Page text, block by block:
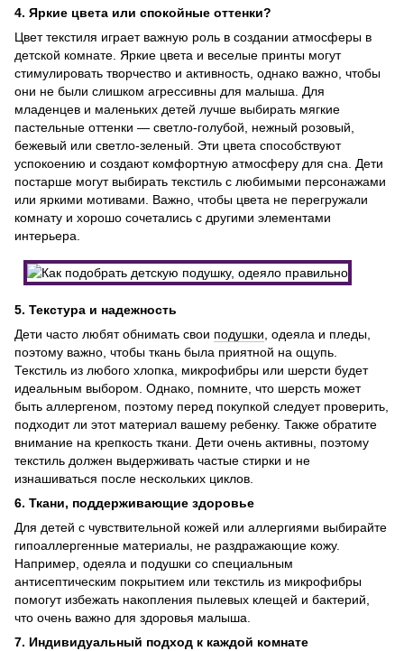
4. Яркие цвета или спокойные оттенки?
Цвет текстиля играет важную роль в создании атмосферы в
детской комнате. Яркие цвета и веселые принты могут
стимулировать творчество и активность, однако важно, чтобы
они не были слишком агрессивны для малыша. Для
младенцев и маленьких детей лучше выбирать мягкие
пастельные оттенки — светло-голубой, нежный розовый,
бежевый или светло-зеленый. Эти цвета способствуют
успокоению и создают комфортную атмосферу для сна. Дети
постарше могут выбирать текстиль с любимыми персонажами
или яркими мотивами. Важно, чтобы цвета не перегружали
комнату и хорошо сочетались с другими элементами
интерьера.
5. Текстура и надежность
Дети часто любят обнимать свои подушки , одеяла и пледы,
поэтому важно, чтобы ткань была приятной на ощупь.
Текстиль из любого хлопка, микрофибры или шерсти будет
идеальным выбором. Однако, помните, что шерсть может
быть аллергеном, поэтому перед покупкой следует проверить,
подходит ли этот материал вашему ребенку. Также обратите
внимание на крепкость ткани. Дети очень активны, поэтому
текстиль должен выдерживать частые стирки и не
изнашиваться после нескольких циклов.
6. Ткани, поддерживающие здоровье
Для детей с чувствительной кожей или аллергиями выбирайте
гипоаллергенные материалы, не раздражающие кожу.
Например, одеяла и подушки со специальным
антисептическим покрытием или текстиль из микрофибры
помогут избежать накопления пылевых клещей и бактерий,
что очень важно для здоровья малыша.
7. Индивидуальный подход к каждой комнате